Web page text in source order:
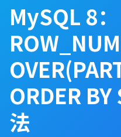
MySQL 8：
ORDER
法